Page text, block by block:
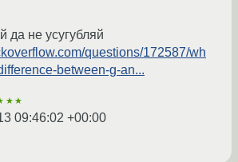
да не усугубляй
questions/172587/wh
between-g-an...
09:46:02 +00:00